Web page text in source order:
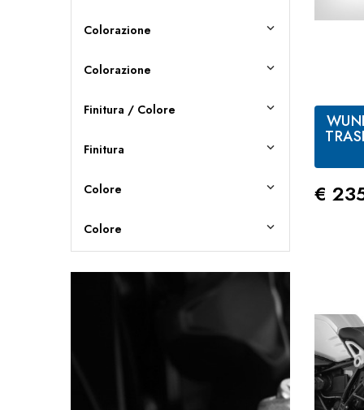
Colorazione 
Colorazione 
Finitura / Colore 
Finitura 
Colore 
Colore 
€